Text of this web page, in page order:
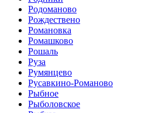
Родоманово
Рождествено
Романовка
Ромашково
Рошаль
Руза
Румянцево
Русавкино-Романово
Рыбное
Рыболовское